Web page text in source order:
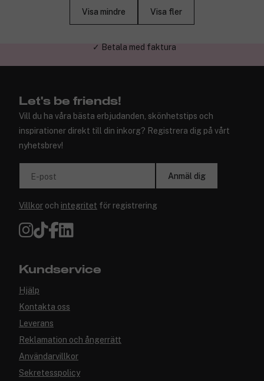
Visa mindre Visa fler
Let's be friends!
Vill du ha våra bästa erbjudanden, skönhetstips och
inspirationer direkt till din inkorg? Registrera dig på vårt
nyhetsbrev!
E-post Anmäl dig
Villkor och integritet för registrering
Kundservice
Hjälp
Kontakta oss
Leverans
Reklamation och ångerrätt
Användarvillkor
Sekretesspolicy